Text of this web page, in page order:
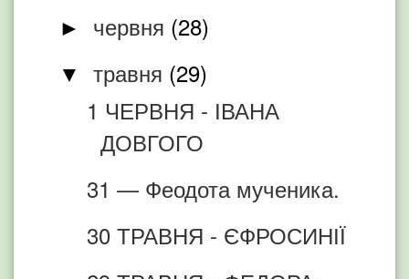
► червня (28)
▼ травня (29)
1 ЧЕРВНЯ - ІВАНА
ДОВГОГО
31 — Феодота мученика.
30 ТРАВНЯ - ЄФРОСИНІЇ